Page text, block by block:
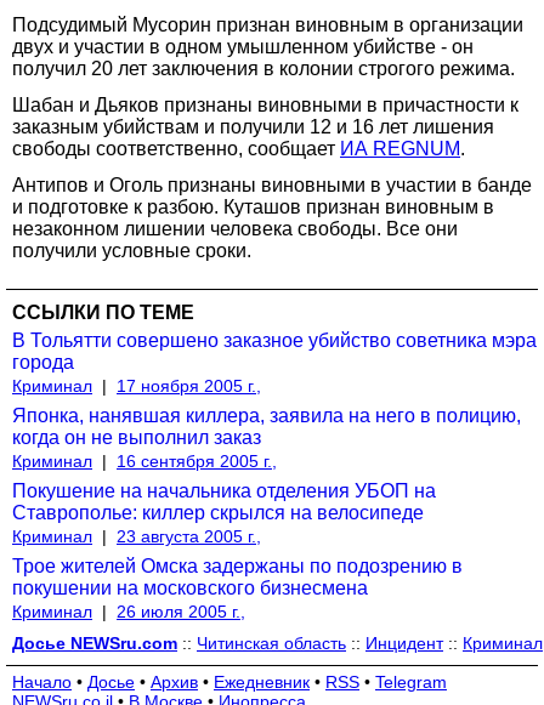
Подсудимый Мусорин признан виновным в организации
двух и участии в одном умышленном убийстве - он
получил 20 лет заключения в колонии строгого режима.
Шабан и Дьяков признаны виновными в причастности к
заказным убийствам и получили 12 и 16 лет лишения
свободы соответственно, сообщает ИА REGNUM.
Антипов и Оголь признаны виновными в участии в банде
и подготовке к разбою. Куташов признан виновным в
незаконном лишении человека свободы. Все они
получили условные сроки.
ССЫЛКИ ПО ТЕМЕ
В Тольятти совершено заказное убийство советника мэра
города
Криминал | 17 ноября 2005 г.,
Японка, нанявшая киллера, заявила на него в полицию,
когда он не выполнил заказ
Криминал | 16 сентября 2005 г.,
Покушение на начальника отделения УБОП на
Ставрополье: киллер скрылся на велосипеде
Криминал | 23 августа 2005 г.,
Трое жителей Омска задержаны по подозрению в
покушении на московского бизнесмена
Криминал |
26 июля 2005 г.,
Досье NEWSru.com :: Читинская область :: Инцидент:: Криминал
Начало • Досье • Архив • Ежедневник • RSS • Telegram
NEWSru.co.il • В Москве • Инопресса